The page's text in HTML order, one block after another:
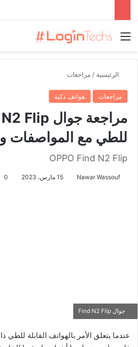
القائمة
الرئيسية / مراجعات
مراجعات هواتف ذكية
للطي مع المواصفات
OPPO Find N2 Flip
Nawar Wassouf 15 مارس، 2023 0
جوال Find N2 Flip
عندما يتعلق الأمر بالهواتف القابلة للطي